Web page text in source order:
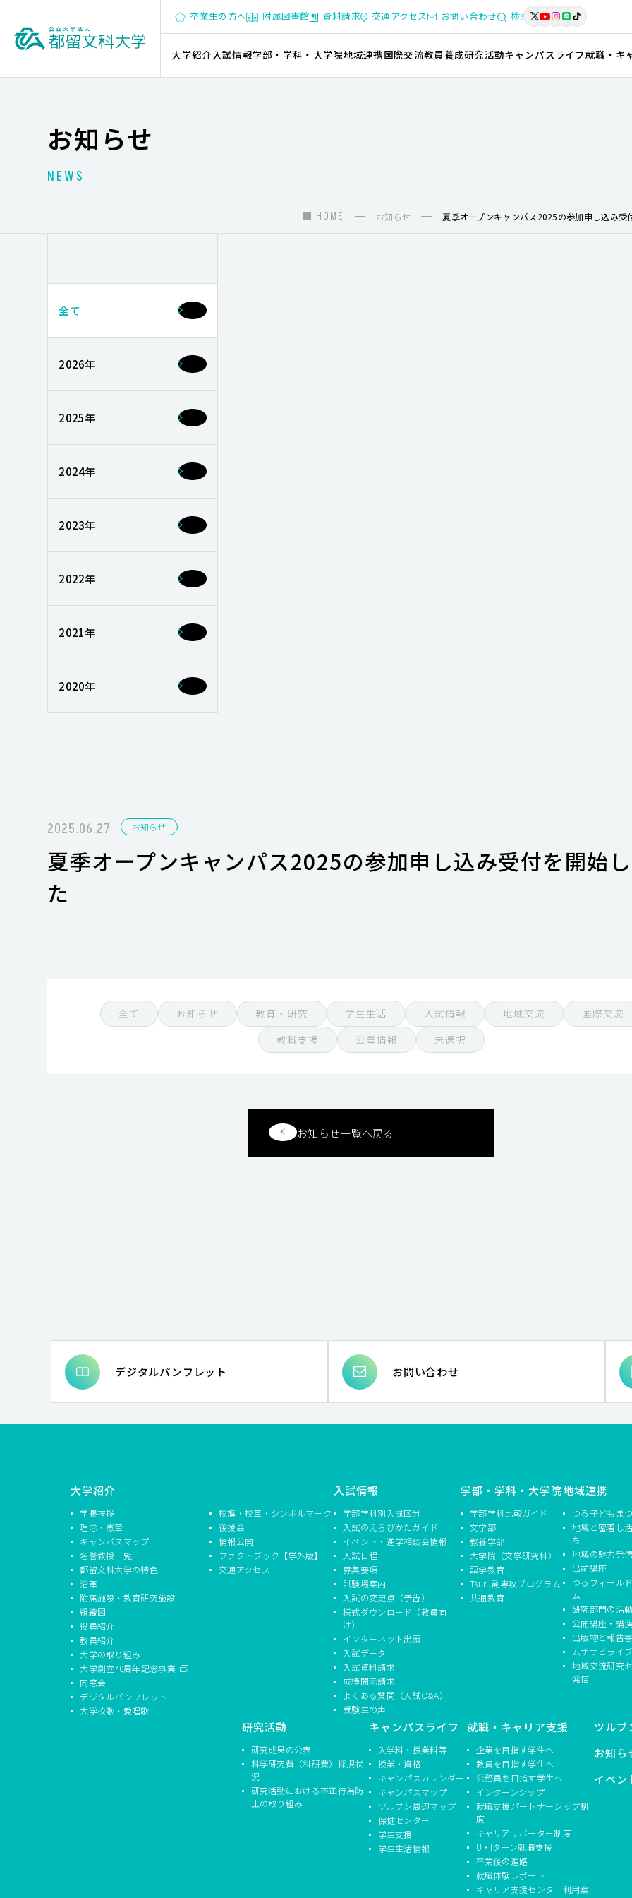
卒業生の方へ 附属図書館 資料請求 交通アクセス お問い合わせ 検索
大学紹介入試情報学部・学科・大学院地域連携国際交流教員養成研究活動キャンパスライフ就職・キ
お知らせ
NEWS
HOME お知らせ
全て
2026年
2025年
2024年
2023年
2022年
2021年
2020年
2025.06.27 お知らせ
夏季オープンキャンパス2025の参加申し込み受付を開始
た
全て お知らせ 教育・研究 学生生活 入試情報 地域交流
国際交流
教職支援
公募情報 未選択
お知らせ一覧へ戻る
デジタルパンフレット お問い合わせ
大学紹介
学長挨拶
理念・憲章
キャンパスマップ
名誉教授一覧
都留文科大学の特色
沿革
附属施設・教育研究施設
組織図
役員紹介
教員紹介
大学の取り組み
大学創立70周年記念事業
同窓会
デジタルパンフレット
大学校歌・愛唱歌
校旗・校章・シンボルマーク
後援会
情報公開
ファクトブック【学外版】
交通アクセス
入試情報
学部学科別入試区分
入試のえらびかたガイド
イベント・進学相談会情報
入試日程
募集要項
試験場案内
入試の変更点（予告）
様式ダウンロード（教員向
け）
インターネット出願
入試データ
入試資料請求
成績開示請求
よくある質問（入試Q&A）
受験生の声
学部・学科・大学院
学部学科比較ガイド
文学部
教養学部
大学院（文学研究科）
語学教育
Tsuru副専攻プログラム
共通教育
地域連携
つる子どもま
地域と密着し
ち
地域の魅力発
出前講座
つるフィール
ム
研究部門の活
公開講座・講
出版物と報告
ムササビライ
地域交流研究
発信
研究活動
研究成果の公表
科学研究費（科研費）採択状
況
研究活動における不正行為防
止の取り組み
キャンパスライフ
入学料・授業料等
授業・資格
キャンパスカレンダー
キャンパスマップ
ツルブン周辺マップ
保健センター
学生支援
学生生活情報
就職・キャリア支援
企業を目指す学生へ
教員を目指す学生へ
公務員を目指す学生へ
インターンシップ
就職支援パートナーシップ制
度
キャリアサポーター制度
U・Iターン就職支援
卒業後の進路
就職体験レポート
キャリア支援センター利用案
ツルブ
お知ら
イベン